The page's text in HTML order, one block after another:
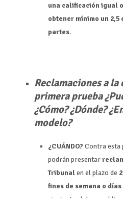
una calificación igual
obtener mínimo un 2,5
partes.
Reclamaciones a
primera prueba
¿Cómo? ¿Dónde?
modelo?
¿CUÁNDO? Contra esta
podrán presentar
Tribunalen el plazo de
fines de semana o